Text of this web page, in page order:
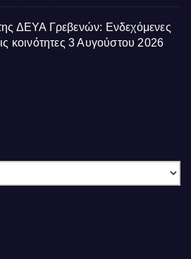
ΔΕΥΑ Γρεβενών: Ενδεχόμενες
κοινότητες 3 Αυγούστου 2026